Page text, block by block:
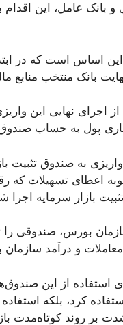
بانک عامل، این اقدام
اساس است که در
بانک منتخب منابع
از اجرای نهایی این
جاری پول به حساب
به صندوق تثبیت
بازار سرمایه اجرا
بورس، صندوقی را
و درآمد
استفاده از این
کرد، بلکه
بر روند کوتاه‌مدت